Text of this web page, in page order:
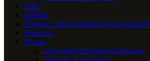
СВО
Афиша
Подкаст «На Большой Догадинской»
Новости
Музей
Год единства народов России
Заметки о шедеврах